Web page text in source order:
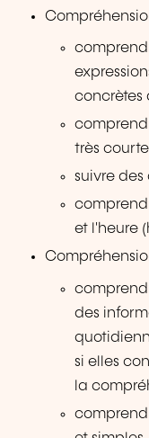
concrètes
très
suivre des
et l'heure
des
si elles
la